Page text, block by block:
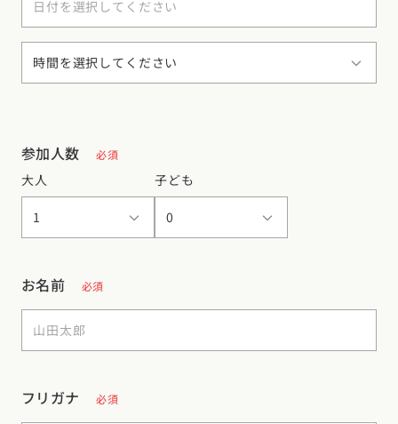
参加人数 必須
大人 子ども
お名前 必須
フリガナ 必須